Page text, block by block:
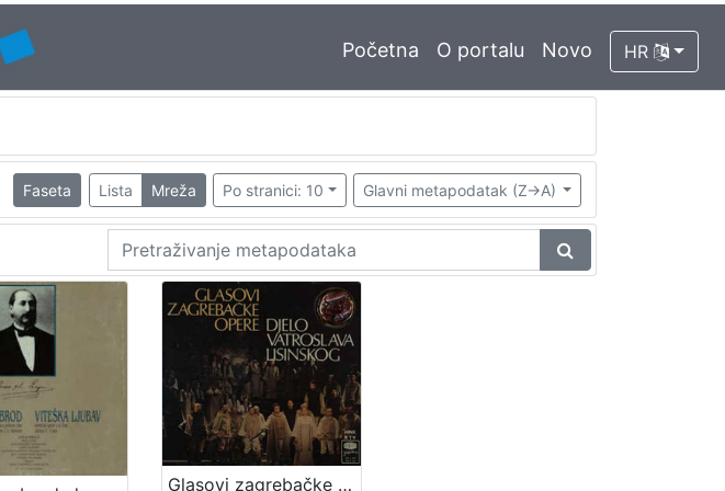
Početna O portalu Novo HR
Faseta Lista Mreža Po stranici: 10 Glavni metapodatak (Z->A)
Glasovi zagrebačke opere. Djelo Vatroslava Lisinskog : ulomci / izvode solisti, mješoviti zbor i orkestar Opere Hrvatskog narodnog kazališta u Zagrebu ; dirigent Nikša Bareza